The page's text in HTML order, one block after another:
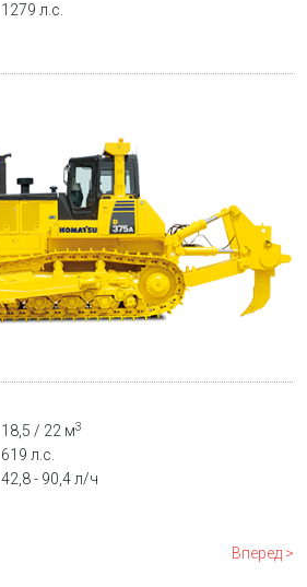
1279 л.с.
18,5 / 22 м3
619 л.с.
42,8 - 90,4 л/ч
Вперед >